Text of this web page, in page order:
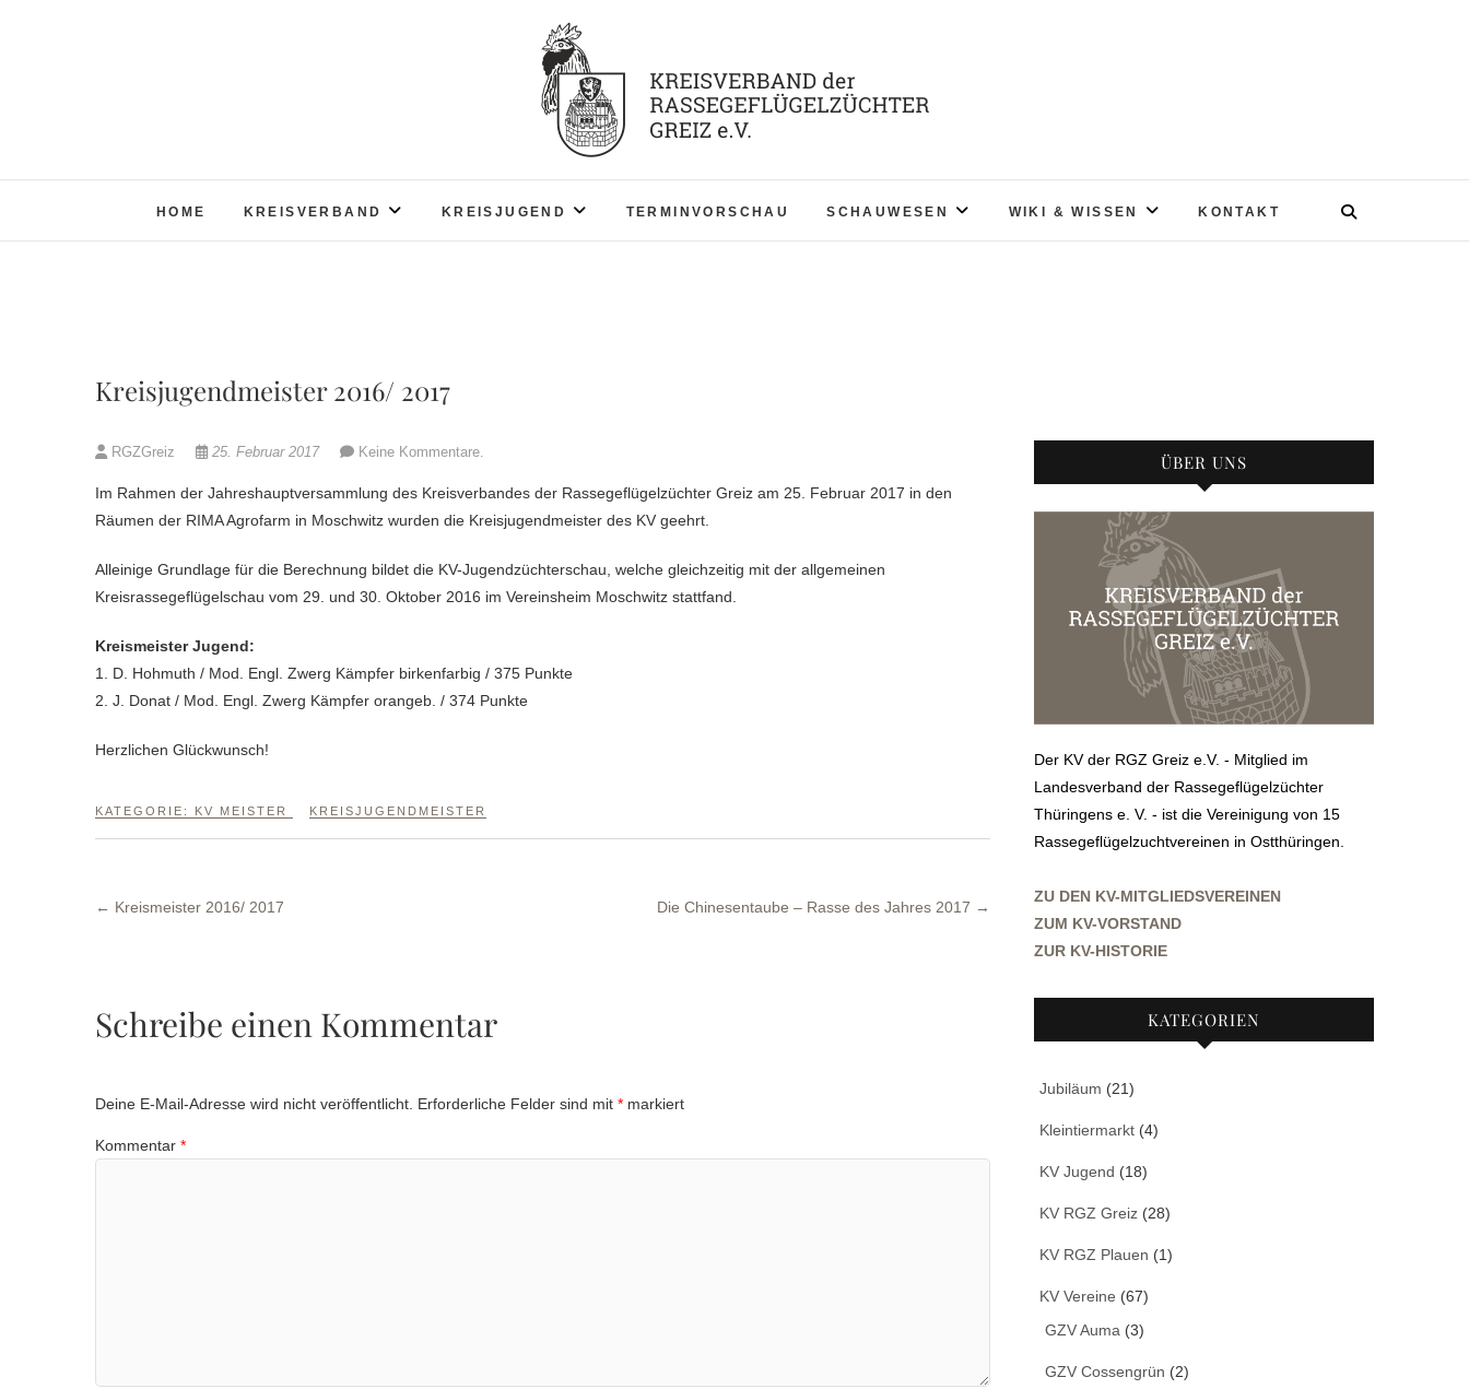
KV RGZ Greiz
HOME KREISVERBAND KREISJUGEND TERMINVORSCHAU SCHAUWESEN WIKI & WISSEN KONTAKT
Kreisjugendmeister 2016/ 2017
RGZGreiz 25. Februar 2017 Keine Kommentare.
Im Rahmen der Jahreshauptversammlung des Kreisverbandes der Rassegeflügelzüchter Greiz am 25. Februar 2017 in den
Räumen der RIMA Agrofarm in Moschwitz wurden die Kreisjugendmeister des KV geehrt.
Alleinige Grundlage für die Berechnung bildet die KV-Jugendzüchterschau, welche gleichzeitig mit der allgemeinen
Kreisrassegeflügelschau vom 29. und 30. Oktober 2016 im Vereinsheim Moschwitz stattfand.
Kreismeister Jugend:
1. D. Hohmuth / Mod. Engl. Zwerg Kämpfer birkenfarbig / 375 Punkte
2. J. Donat / Mod. Engl. Zwerg Kämpfer orangeb. / 374 Punkte
Herzlichen Glückwunsch!
KATEGORIE: KV MEISTER KREISJUGENDMEISTER
← Kreismeister 2016/ 2017 Die Chinesentaube – Rasse des Jahres 2017 →
Schreibe einen Kommentar
Deine E-Mail-Adresse wird nicht veröffentlicht. Erforderliche Felder sind mit * markiert
Kommentar *
ÜBER UNS
Der KV der RGZ Greiz e.V. - Mitglied im
Landesverband der Rassegeflügelzüchter
Thüringens e. V. - ist die Vereinigung von 15
Rassegeflügelzuchtvereinen in Ostthüringen.
ZU DEN KV-MITGLIEDSVEREINEN
ZUM KV-VORSTAND
ZUR KV-HISTORIE
KATEGORIEN
Jubiläum (21)
Kleintiermarkt (4)
KV Jugend (18)
KV RGZ Greiz (28)
KV RGZ Plauen (1)
KV Vereine (67)
GZV Auma (3)
GZV Cossengrün (2)